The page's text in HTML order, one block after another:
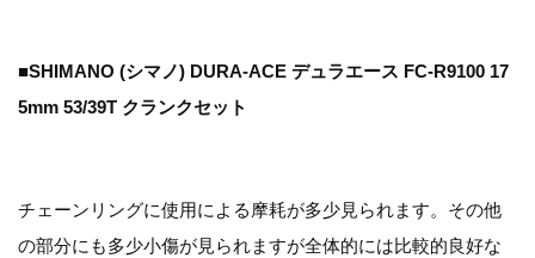
■SHIMANO (シマノ) DURA-ACE デュラエース FC-R9100 17
5mm 53/39T クランクセット
チェーンリングに使用による摩耗が多少見られます。その他
の部分にも多少小傷が見られますが全体的には比較的良好な